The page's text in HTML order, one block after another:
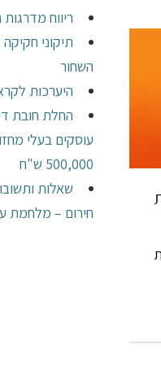
ריווח מדרגות
תיקוני
השחור
היערכות
החלת חובת
עוסקים בעלי
500,000 ש"ח
שאלות
חירום – מלחמת